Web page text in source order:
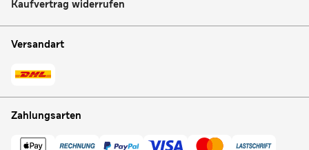
Kaufvertrag widerrufen
Versandart
Zahlungsarten